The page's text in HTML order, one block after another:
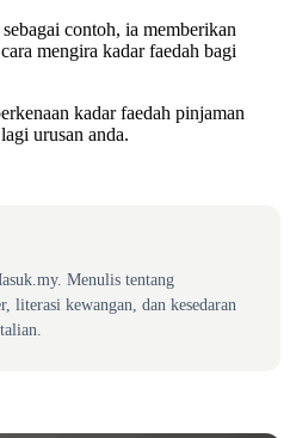
contoh, ia memberikan
mengira kadar faedah bagi
kadar faedah pinjaman
urusan anda.
Menulis tentang
literasi kewangan, dan kesedaran